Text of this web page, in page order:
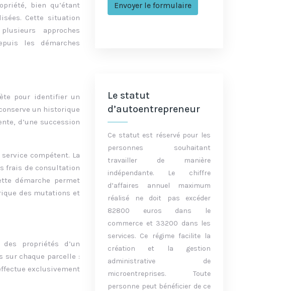
bien qu’étant
Cette situation
approches
les démarches
pour identifier un
un historique
d’une succession
compétent. La
frais de consultation
démarche permet
des mutations et
propriétés d’un
sur chaque parcelle :
exclusivement
Le statut
d’autoentrepreneur
Ce statut est réservé pour les
personnes souhaitant
travailler de manière
indépendante. Le chiffre
d’affaires annuel maximum
réalisé ne doit pas excéder
82800 euros dans le
commerce et 33200 dans les
services. Ce régime facilite la
création et la gestion
administrative de
microentreprises. Toute
personne peut bénéficier de ce